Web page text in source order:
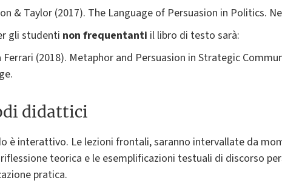
& Taylor (2017). The Language of Persuasion in Politics.
gli studenti non frequentanti il libro di testo sarà:
Ferrari (2018). Metaphor and Persuasion in Strategic
didattici
è interattivo. Le lezioni frontali, saranno intervallate da
teorica e le esemplificazioni testuali di discorso
pratica.